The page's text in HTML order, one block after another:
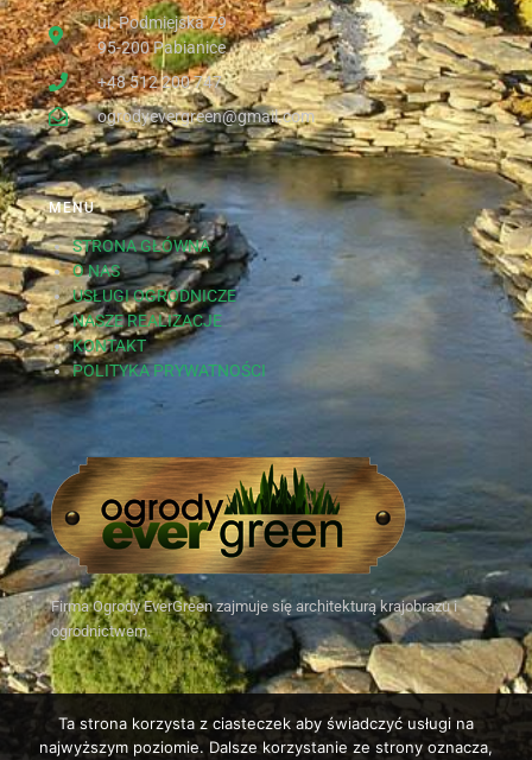
Firma Ogrody EverGreen zajmuje się architekturą krajobrazu i
ogrodnictwem.
MENU
STRONA GŁÓWNA
O NAS
USŁUGI OGRODNICZE
NASZE REALIZACJE
KONTAKT
POLITYKA PRYWATNOŚCI
ul. Podmiejska 79
95-200 Pabianice
+48 512 200 747
ogrodyevergreen@gmail.com
Ta strona korzysta z ciasteczek aby świadczyć usługi na
najwyższym poziomie. Dalsze korzystanie ze strony oznacza,